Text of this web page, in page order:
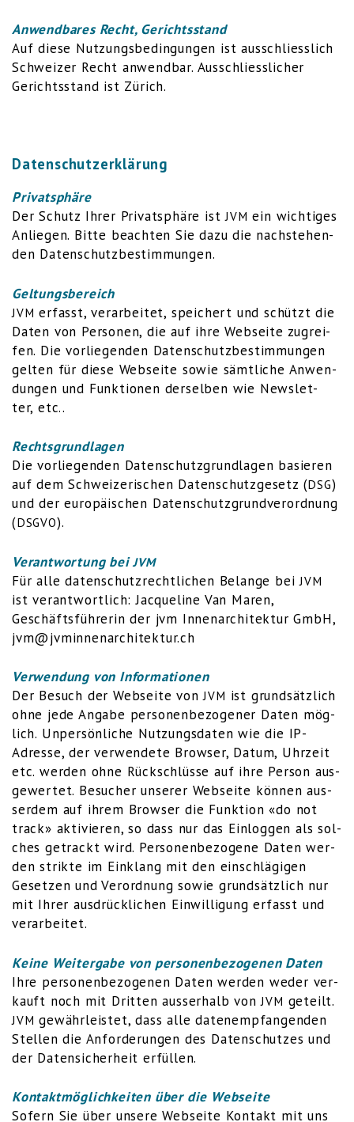
Anwend­ba­res Recht, Gerichtsstand
Auf die­se Nut­zungs­be­din­gun­gen ist aus­schliess­lich
Schwei­zer Recht anwend­bar. Aus­schliess­li­cher
Gerichts­stand ist Zürich.
Datenschutzerklärung
Pri­vat­sphä­re
Der Schutz Ihrer Pri­vat­sphä­re istJVM ein wich­ti­ges
Anlie­gen. Bit­te beach­ten Sie dazu die nach­ste­hen­
den Datenschutzbestimmungen.
Gel­tungs­be­reich
JVM erfasst, ver­ar­bei­tet, spei­chert und schützt die
Daten von Per­so­nen, die auf ihre Web­sei­te zugrei­
fen. Die vor­lie­gen­den Daten­schutz­be­stim­mun­gen
gel­ten für die­se Web­sei­te sowie sämt­li­che Anwen­
dun­gen und Funk­tio­nen der­sel­ben wie News­let­
ter, etc..
Rechts­grund­la­gen
Die vor­lie­gen­den Daten­schutz­grund­la­gen basie­ren
auf dem Schwei­ze­ri­schen Daten­schutz­ge­setz (DSG)
und der euro­päi­schen Daten­schutz­grund­ver­ord­nung
(DSGVO).
Ver­ant­wor­tung beiJVM
Für alle daten­schutz­recht­li­chen Belan­ge beiJVM
ist ver­ant­wort­lich: Jac­que­line Van Maren,
Geschäfts­füh­re­rin der jvm Innen­ar­chi­tek­tur GmbH,
jvm@jvminnenarchitektur.ch
Ver­wen­dung von Informationen
Der Besuch der Web­sei­te vonJVM ist grund­sätz­lich
ohne jede Anga­be per­so­nen­be­zo­ge­ner Daten mög­
lich. Unper­sön­li­che Nut­zungs­da­ten wie die IP-
Adres­se, der ver­wen­de­te Brow­ser, Datum, Uhr­zeit
etc. wer­den ohne Rück­schlüs­se auf ihre Per­son aus­
ge­wer­tet. Besu­cher unse­rer Web­sei­te kön­nen aus­
ser­dem auf ihrem Brow­ser die Funk­ti­on «do not
track» akti­vie­ren, so dass nur das Ein­log­gen als sol­
ches getrackt wird. Per­so­nen­be­zo­ge­ne Daten wer­
den strik­te im Ein­klang mit den ein­schlä­gi­gen
Geset­zen und Ver­ord­nung sowie grund­sätz­lich nur
mit Ihrer aus­drück­li­chen Ein­wil­li­gung erfasst und
verarbeitet.
Kei­ne Wei­ter­ga­be von per­so­nen­be­zo­ge­nen Daten
Ihre per­so­nen­be­zo­ge­nen Daten wer­den weder ver­
kauft noch mit Drit­ten aus­ser­halb vonJVM geteilt.
JVM gewähr­leis­tet, dass alle daten­emp­fan­gen­den
Stel­len die Anfor­de­run­gen des Daten­schut­zes und
der Daten­si­cher­heit erfüllen.
Kon­takt­mög­lich­kei­ten über die Webseite
Sofern Sie über unse­re Web­sei­te Kon­takt mit uns